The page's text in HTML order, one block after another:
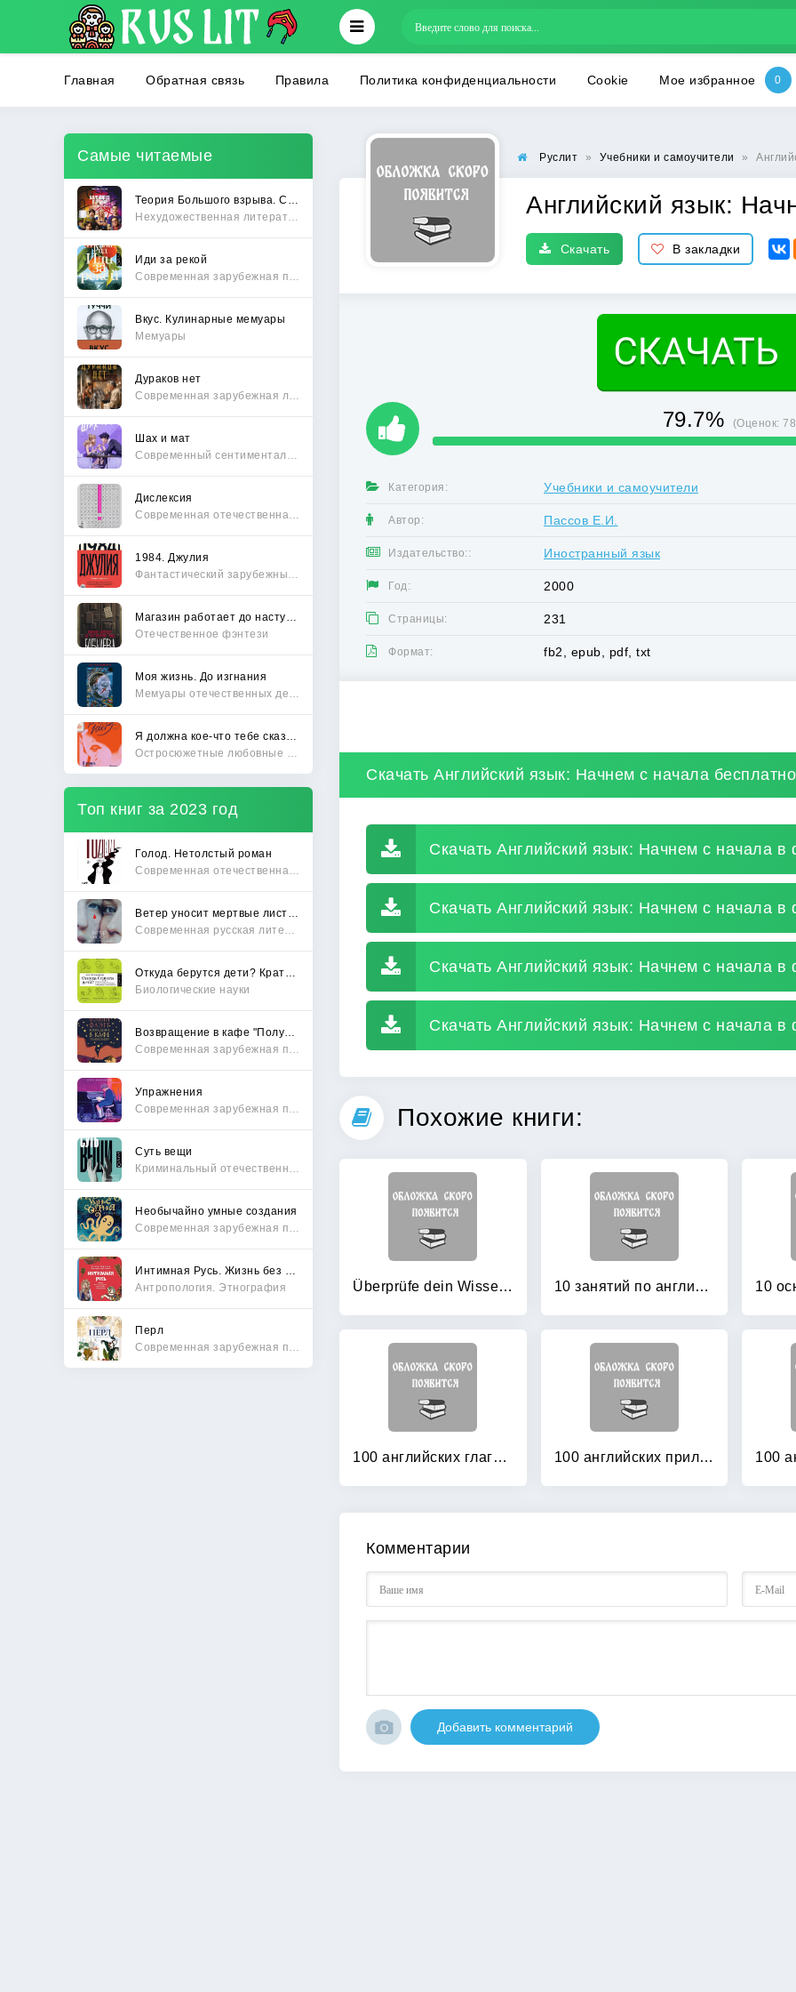
Главная Обратная связь Правила Политика конфиденциальности Cookie Мое избранное
Самые читаемые
Иди за рекой
Вкус. Кулинарные мемуары
Мемуары
Дураков нет
Шах и мат
Дислексия
1984. Джулия
Отечественное фэнтези
Моя жизнь. До изгнания
Топ книг за 2023 год
Голод. Нетолстый роман
Биологические науки
Упражнения
Суть вещи
Необычайно умные создания
Антропология. Этнография
Перл
Руслит » Учебники и самоучители »
Английский язык:
Скачать В закладки
79.7% (Оценок:
Категория: Учебники и самоучители
Автор: Пассов Е.И.
Издательство:: Иностранный язык
Год: 2000
Страницы: 231
Формат: fb2, epub, pdf, txt
Скачать Английский язык: Начнем с начала бесплатно
Скачать Английский язык: Начнем с начала в
Скачать Английский язык: Начнем с начала в
Скачать Английский язык: Начнем с начала
Скачать Английский язык: Начнем с начала
Похожие книги:
Überprüfe dein Wissen! Deutsch 2: Klasse 10 занятий по английскому: Пособие для преподавания и для занятий на курсах английского языка Александра Драгункина
100 английских глаголов: 1000 фразеологизмов. Ключ к суперпамяти 100 английских прилагательных: 1000 фразеологизмов
Комментарии